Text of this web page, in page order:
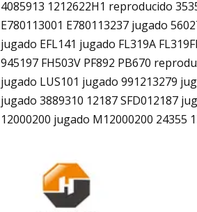
4085913 1212622H1 reproducido
E780113001 E780113237 jugado
jugado EFL141 jugado FL319A
945197 FH503V PF892 PB670
jugado LUS101 jugado 991213279
jugado 3889310 12187 SFD012187
12000200 jugado M12000200 24355